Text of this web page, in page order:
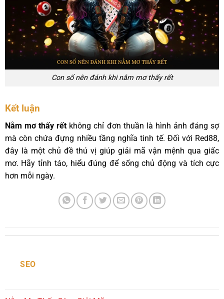
Con số nên đánh khi nằm mơ thấy rết
Kết luận
Nằm mơ thấy rết không chỉ đơn thuần là hình ảnh đáng sợ
mà còn chứa đựng nhiều tầng nghĩa tinh tế. Đối với Red88,
đây là một chủ đề thú vị giúp giải mã vận mệnh qua giấc
mơ. Hãy tỉnh táo, hiểu đúng để sống chủ động và tích cực
hơn mỗi ngày.
SEO